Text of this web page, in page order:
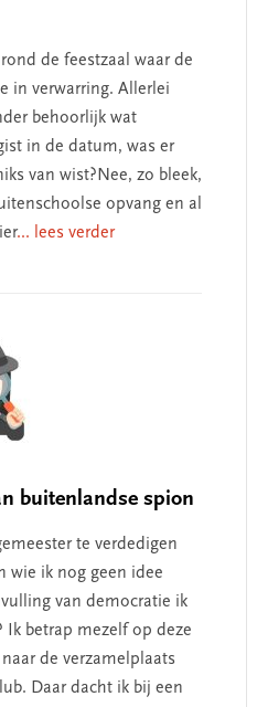
de feestzaal waar de
in verwarring. Allerlei
behoorlijk wat
in de datum, was er
van wist?Nee, zo bleek,
opvang en al
... lees verder
buitenlandse spion
te verdedigen
wie ik nog geen idee
van democratie ik
betrap mezelf op deze
de verzamelplaats
Daar dacht ik bij een